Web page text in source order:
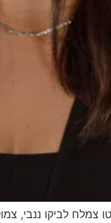
לביקו ננבי,